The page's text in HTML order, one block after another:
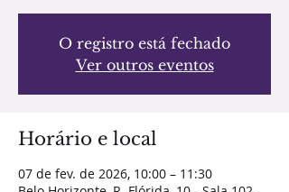
O registro está fechado
Ver outros eventos
Horário e local
07 de fev. de 2026, 10:00 – 11:30